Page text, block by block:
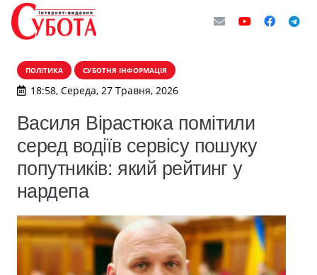
ПОЛІТИКА СУБОТНЯ ІНФОРМАЦІЯ
18:58, Середа, 27 Травня, 2026
Василя Вірастюка помітили
серед водіїв сервісу пошуку
попутників: який рейтинг у
нардепа